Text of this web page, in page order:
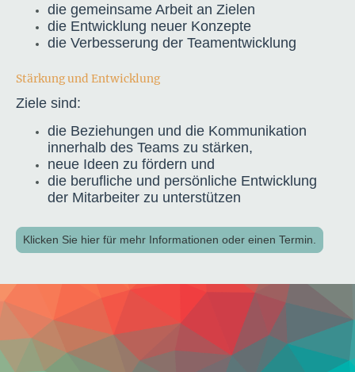
die gemeinsame Arbeit an Zielen
die Entwicklung neuer Konzepte
die Verbesserung der Teamentwicklung
Ziele sind:
die Beziehungen und die Kommunikation
innerhalb des Teams zu stärken,
neue Ideen zu fördern und
die berufliche und persönliche Entwicklung
der Mitarbeiter zu unterstützen
Stärkung und Entwicklung
Klicken Sie hier für mehr Informationen oder einen Termin.